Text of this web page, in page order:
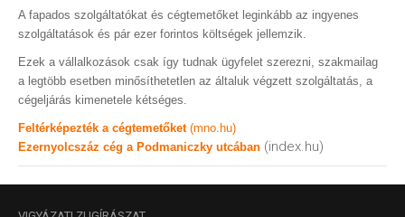
A fapados szolgáltatókat és cégtemetőket leginkább az ingyenes
szolgáltatások és pár ezer forintos költségek jellemzik.
Ezek a vállalkozások csak így tudnak ügyfelet szerezni, szakmailag
a legtöbb esetben minősíthetetlen az általuk végzett szolgáltatás, a
cégeljárás kimenetele kétséges.
Feltérképezték a cégtemetőket (mno.hu)
Ezernyolcszáz cég a Podmaniczky utcában (index.hu)